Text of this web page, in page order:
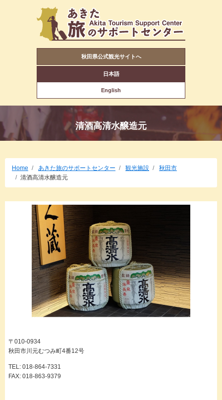
秋田県公式観光サイトへ
日本語
English
清酒高清水醸造元
Home あきた旅のサポートセンター 観光施設
秋田市
清酒高清水醸造元
〒010-0934
秋田市川元むつみ町4番12号
TEL: 018-864-7331
FAX: 018-863-9379